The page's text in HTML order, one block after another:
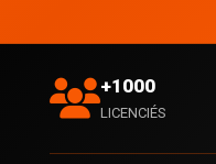
+1000
LICENCIÉS